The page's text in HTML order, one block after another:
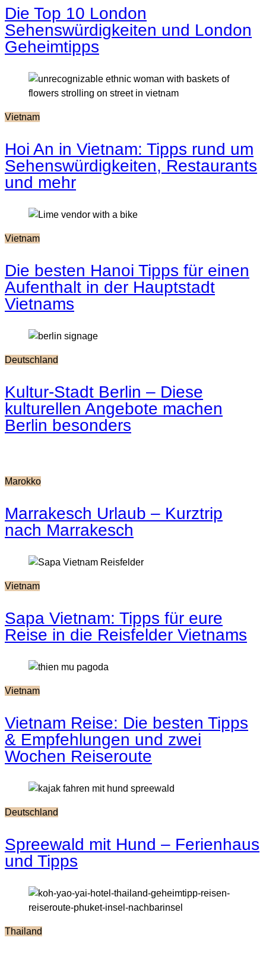
Die Top 10 London
Sehenswürdigkeiten und London
Geheimtipps
Vietnam
Hoi An in Vietnam: Tipps rund um
Sehenswürdigkeiten, Restaurants
und mehr
Vietnam
Die besten Hanoi Tipps für einen
Aufenthalt in der Hauptstadt
Vietnams
Deutschland
Kultur-Stadt Berlin – Diese
kulturellen Angebote machen
Berlin besonders
Marokko
Marrakesch Urlaub – Kurztrip
nach Marrakesch
Vietnam
Sapa Vietnam: Tipps für eure
Reise in die Reisfelder Vietnams
Vietnam
Vietnam Reise: Die besten Tipps
& Empfehlungen und zwei
Wochen Reiseroute
Deutschland
Spreewald mit Hund – Ferienhaus
und Tipps
Thailand